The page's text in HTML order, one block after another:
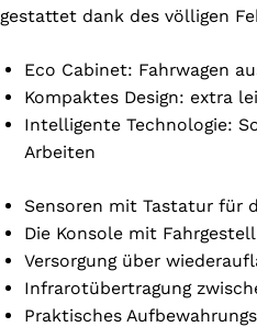
gestattet dank des völligen
Eco Cabinet: Fahrwagen
Kompaktes Design: extra
Intelligente Technologie:
Arbeiten
Sensoren mit Tastatur für
Die Konsole mit
Versorgung über
Infrarotübertragung
Praktisches